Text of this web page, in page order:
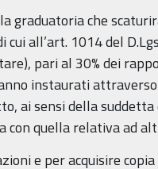
graduatoria che
all’art. 1014 del
pari al 30% dei
instaurati attraverso
ai sensi della
con quella relativa ad
e per acquisire